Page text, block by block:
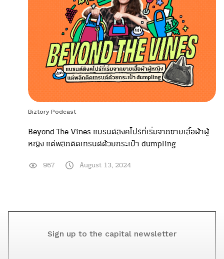
Biztory Podcast
Beyond The Vines แบรนด์สิงคโปร์ที่เริ่มจากขายเสื้อผ้าผู้
หญิง แต่พลิกติดเทรนด์ด้วยกระเป๋า dumpling
967 August 13, 2024
Sign up to the capital newsletter